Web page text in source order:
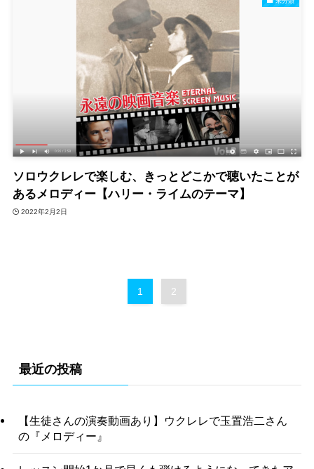
ソロウクレレで楽しむ、きっとどこかで聴いたことが
あるメロディー【ハリー・ライムのテーマ】
2022年2月2日
1 2
最近の投稿
【生徒さんの演奏動画あり】ウクレレで玉置浩二さん
の『メロディー』